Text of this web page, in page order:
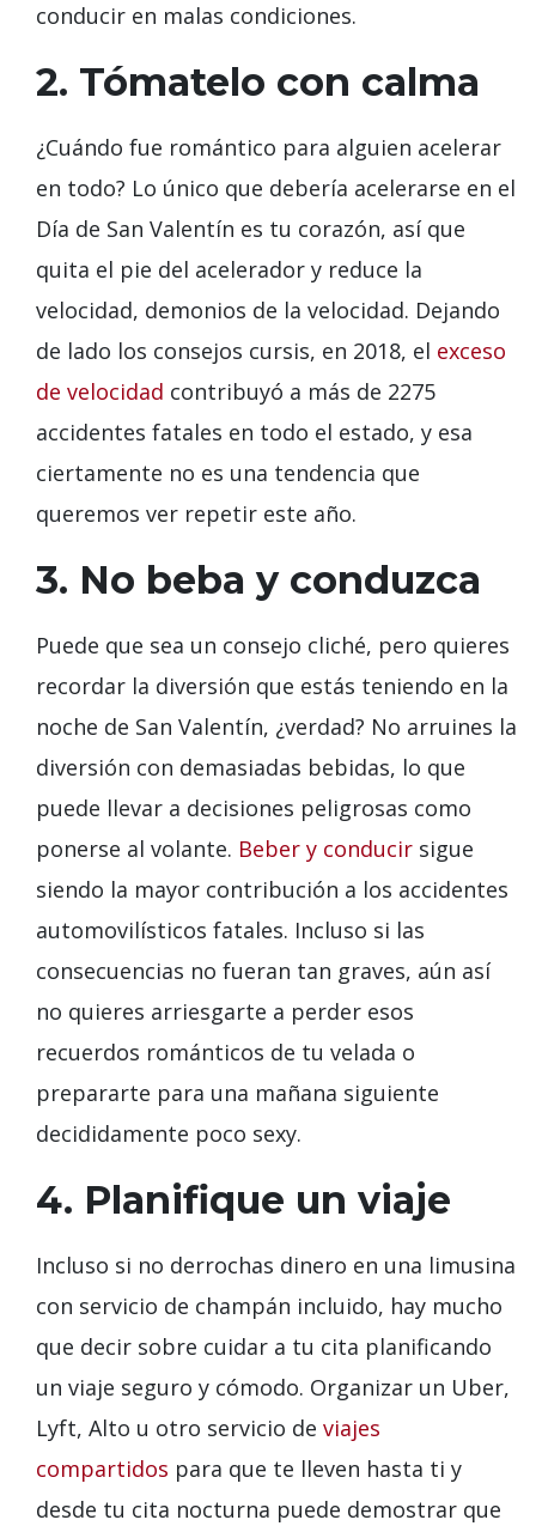
conducir en malas condiciones.
2. Tómatelo con calma
¿Cuándo fue romántico para alguien acelerar
en todo? Lo único que debería acelerarse en el
Día de San Valentín es tu corazón, así que
quita el pie del acelerador y reduce la
velocidad, demonios de la velocidad. Dejando
de lado los consejos cursis, en 2018, el exceso
de velocidad contribuyó a más de 2275
accidentes fatales en todo el estado, y esa
ciertamente no es una tendencia que
queremos ver repetir este año.
3. No beba y conduzca
Puede que sea un consejo cliché, pero quieres
recordar la diversión que estás teniendo en la
noche de San Valentín, ¿verdad? No arruines la
diversión con demasiadas bebidas, lo que
puede llevar a decisiones peligrosas como
ponerse al volante. Beber y conducir sigue
siendo la mayor contribución a los accidentes
automovilísticos fatales. Incluso si las
consecuencias no fueran tan graves, aún así
no quieres arriesgarte a perder esos
recuerdos románticos de tu velada o
prepararte para una mañana siguiente
decididamente poco sexy.
4. Planifique un viaje
Incluso si no derrochas dinero en una limusina
con servicio de champán incluido, hay mucho
que decir sobre cuidar a tu cita planificando
un viaje seguro y cómodo. Organizar un Uber,
Lyft, Alto u otro servicio de viajes
compartidos para que te lleven hasta ti y
desde tu cita nocturna puede demostrar que